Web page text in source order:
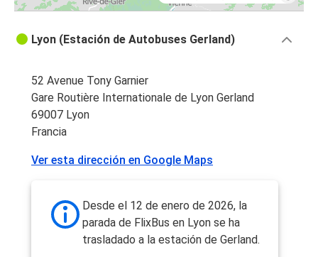
Lyon (Estación de Autobuses Gerland)
52 Avenue Tony Garnier
Gare Routière Internationale de Lyon Gerland
69007 Lyon
Francia
Ver esta dirección en Google Maps
Desde el 12 de enero de 2026, la
parada de FlixBus en Lyon se ha
trasladado a la estación de Gerland.